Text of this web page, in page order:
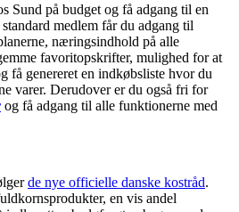
Sund på budget og få adgang til en
medlem får du adgang til
næringsindhold på alle
favoritopskrifter, mulighed for at
få genereret en indkøbsliste hvor du
varer. Derudover er du også fri for
og få adgang til alle funktionerne med
de nye officielle danske kostråd.
en vis andel